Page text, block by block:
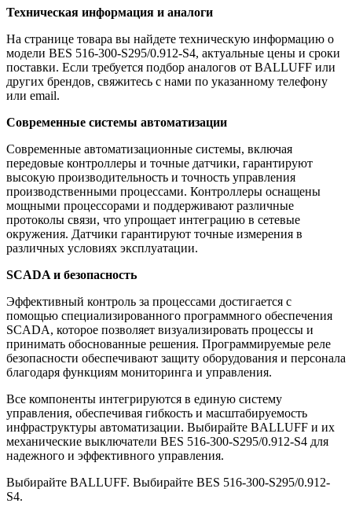
Техническая информация и аналоги
На странице товара вы найдете техническую информацию о
модели BES 516-300-S295/0.912-S4, актуальные цены и сроки
поставки. Если требуется подбор аналогов от BALLUFF или
других брендов, свяжитесь с нами по указанному телефону
или email.
Современные системы автоматизации
Современные автоматизационные системы, включая
передовые контроллеры и точные датчики, гарантируют
высокую производительность и точность управления
производственными процессами. Контроллеры оснащены
мощными процессорами и поддерживают различные
протоколы связи, что упрощает интеграцию в сетевые
окружения. Датчики гарантируют точные измерения в
различных условиях эксплуатации.
SCADA и безопасность
Эффективный контроль за процессами достигается с
помощью специализированного программного обеспечения
SCADA, которое позволяет визуализировать процессы и
принимать обоснованные решения. Программируемые реле
безопасности обеспечивают защиту оборудования и персонала
благодаря функциям мониторинга и управления.
Все компоненты интегрируются в единую систему
управления, обеспечивая гибкость и масштабируемость
инфраструктуры автоматизации. Выбирайте BALLUFF и их
механические выключатели BES 516-300-S295/0.912-S4 для
надежного и эффективного управления.
Выбирайте BALLUFF. Выбирайте BES 516-300-S295/0.912-
S4.